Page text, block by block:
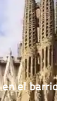
el